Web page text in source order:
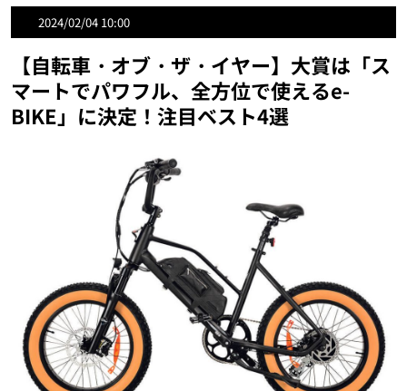
2024/02/04 10:00
【自転車・オブ・ザ・イヤー】大賞は「ス
マートでパワフル、全方位で使えるe-
BIKE」に決定！注目ベスト4選